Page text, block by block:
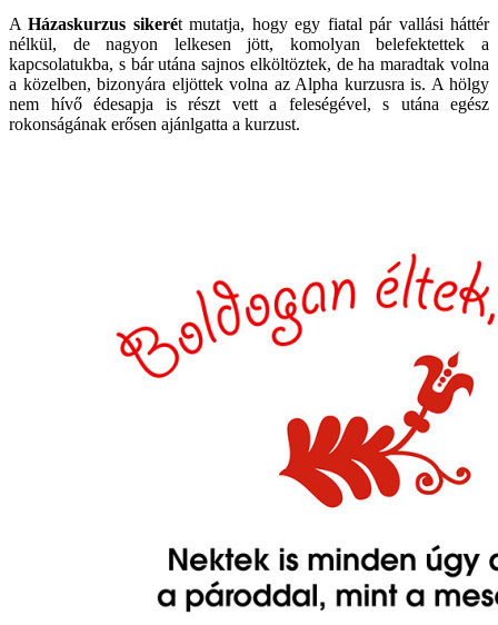
AHázaskurzus sikerét mutatja, hogy egy fiatal pár vallási háttér
nélkül, de nagyon lelkesen jött, komolyan belefektettek a
kapcsolatukba, s bár utána sajnos elköltöztek, de ha maradtak volna
a közelben, bizonyára eljöttek volna az Alpha kurzusra is. A hölgy
nem hívő édesapja is részt vett a feleségével, s utána egész
rokonságának erősen ajánlgatta a kurzust.